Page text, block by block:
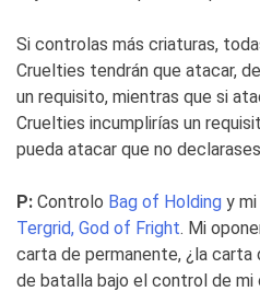
Si controlas más criaturas,
Cruelties tendrán que atacar,
un requisito, mientras que si
Cruelties incumplirías un
pueda atacar que no
P: Controlo Bag of Holding y
Tergrid, God of Fright. Mi
carta de permanente, ¿la
de batalla bajo el control de mi